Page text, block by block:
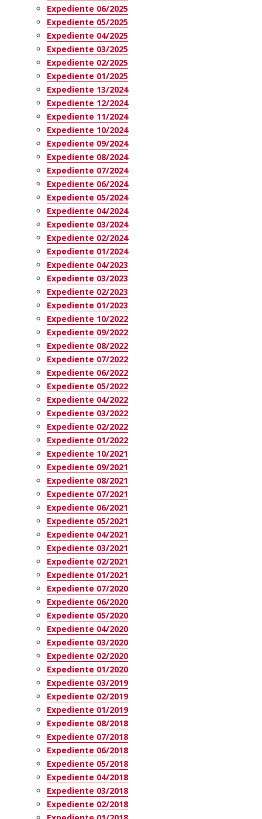
Expediente 06/2025
Expediente 05/2025
Expediente 04/2025
Expediente 03/2025
Expediente 02/2025
Expediente 01/2025
Expediente 13/2024
Expediente 12/2024
Expediente 11/2024
Expediente 10/2024
Expediente 09/2024
Expediente 08/2024
Expediente 07/2024
Expediente 06/2024
Expediente 05/2024
Expediente 04/2024
Expediente 03/2024
Expediente 02/2024
Expediente 01/2024
Expediente 04/2023
Expediente 03/2023
Expediente 02/2023
Expediente 01/2023
Expediente 10/2022
Expediente 09/2022
Expediente 08/2022
Expediente 07/2022
Expediente 06/2022
Expediente 05/2022
Expediente 04/2022
Expediente 03/2022
Expediente 02/2022
Expediente 01/2022
Expediente 10/2021
Expediente 09/2021
Expediente 08/2021
Expediente 07/2021
Expediente 06/2021
Expediente 05/2021
Expediente 04/2021
Expediente 03/2021
Expediente 02/2021
Expediente 01/2021
Expediente 07/2020
Expediente 06/2020
Expediente 05/2020
Expediente 04/2020
Expediente 03/2020
Expediente 02/2020
Expediente 01/2020
Expediente 03/2019
Expediente 02/2019
Expediente 01/2019
Expediente 08/2018
Expediente 07/2018
Expediente 06/2018
Expediente 05/2018
Expediente 04/2018
Expediente 03/2018
Expediente 02/2018